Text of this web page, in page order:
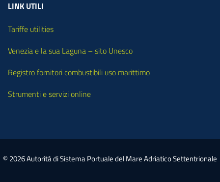
LINK UTILI
Tariffe utilities
Venezia e la sua Laguna – sito Unesco
Registro fornitori combustibili uso marittimo
Strumenti e servizi online
© 2026 Autorità di Sistema Portuale del Mare Adriatico Settentrionale